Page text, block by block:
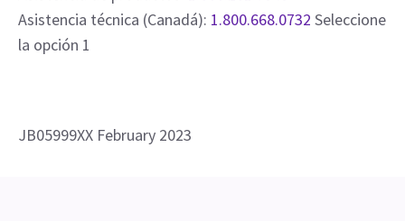
Asistencia técnica (Canadá): 1.800.668.0732 Seleccione
la opción 1
JB05999XX February 2023